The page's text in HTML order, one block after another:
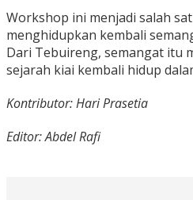
Workshop ini menjadi salah
menghidupkan kembali
Dari Tebuireng, semangat itu
sejarah kiai kembali hidup
Kontributor: Hari Prasetia
Editor: Abdel Rafi